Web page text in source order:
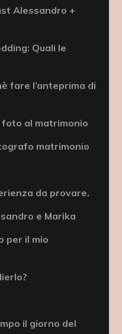
Alessandro +
Quali le
fare l’anteprima di
al matrimonio
matrimonio
da provare.
e Marika
per il mio
il giorno del